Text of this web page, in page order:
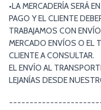
•LA MERCADERÍA SERÁ
PAGO Y EL CLIENTE
TRABAJAMOS CON
MERCADO ENVÍOS O EL
CLIENTE A CONSULTAR.
EL ENVÍO AL
LEJANÍAS DESDE